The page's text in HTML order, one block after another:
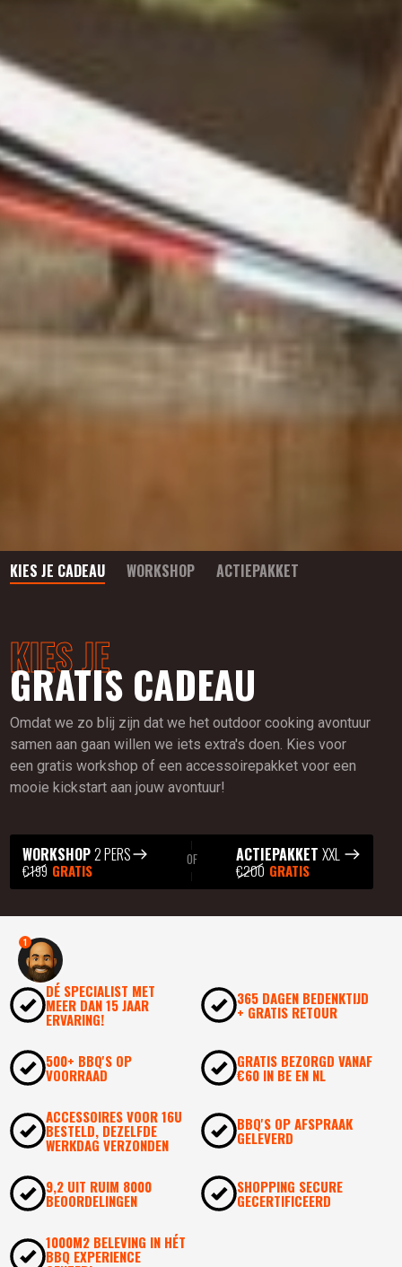
KIES JE CADEAU WORKSHOP ACTIEPAKKET
KIES JE
GRATIS CADEAU
Omdat we zo blij zijn dat we het outdoor cooking avontuur
samen aan gaan willen we iets extra's doen. Kies voor
een gratis workshop of een accessoirepakket voor een
mooie kickstart aan jouw avontuur!
WORKSHOP2 PERS
€199 GRATIS
OF ACTIEPAKKETXXL
€200 GRATIS
DÉ SPECIALIST MET
MEER DAN 15 JAAR
ERVARING!
365 DAGEN BEDENKTIJD
+ GRATIS RETOUR
500+ BBQ'S OP
VOORRAAD
GRATIS BEZORGD VANAF
€60 IN BE EN NL
ACCESSOIRES VOOR 16U
BESTELD, DEZELFDE
WERKDAG VERZONDEN
BBQ'S OP AFSPRAAK
GELEVERD
9,2 UIT RUIM 8000
BEOORDELINGEN
SHOPPING SECURE
GECERTIFICEERD
1000M2 BELEVING IN HÉT
BBQ EXPERIENCE
1